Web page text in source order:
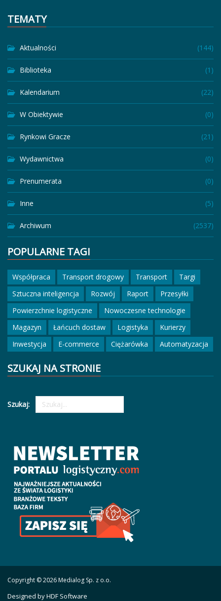
TEMATY
Aktualności (144)
Biblioteka (1)
Kalendarium (22)
W Obiektywie (0)
Rynkowi Gracze (21)
Wydawnictwa (0)
Prenumerata (0)
Inne (5)
Archiwum (2537)
POPULARNE TAGI
Współpraca Transport drogowy Transport
Targi
Sztuczna inteligencja
Rozwój Raport
Przesyłki
Powierzchnie logistyczne
Nowoczesne technologie
Magazyn
Łańcuch dostaw Logistyka
Kurierzy
Inwestycja
E-commerce Ciężarówka Automatyzacja
SZUKAJ NA STRONIE
Szukaj:
Copyright © 2026 Medialog Sp. z o.o.
Designed by HDF Software